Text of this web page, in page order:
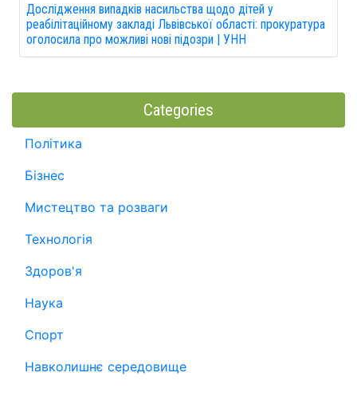
Дослідження випадків насильства щодо дітей у
реабілітаційному закладі Львівської області: прокуратура
оголосила про можливі нові підозри | УНН
Categories
Політика
Бізнес
Мистецтво та розваги
Технологія
Здоров'я
Наука
Спорт
Навколишнє середовище